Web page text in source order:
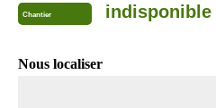
Chantier indisponible
Nous localiser